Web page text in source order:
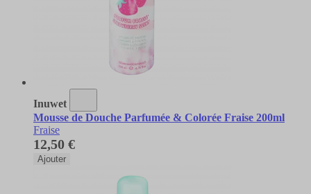
Inuwet
Mousse de Douche Parfumée & Colorée Fraise 200ml
Fraise
12,50 €
Ajouter